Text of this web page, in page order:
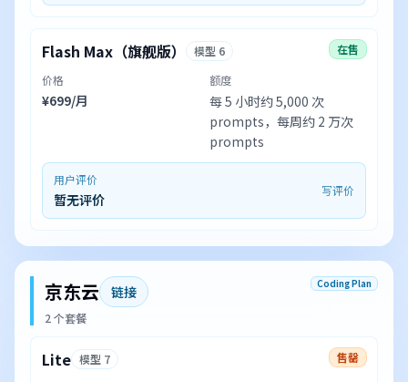
Flash Max（旗舰版） 模型 6
在售
价格
¥699/月
额度
每 5 小时约 5,000 次
prompts，每周约 2 万次
prompts
用户评价
暂无评价
写评价
京东云 链接
2 个套餐
Coding Plan
Lite 模型 7
售罄